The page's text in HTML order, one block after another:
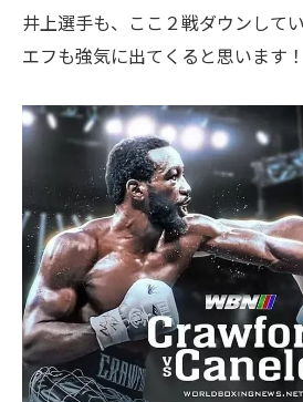
井上選手も、ここ２戦ダウンして
エフも強気に出てくると思います！